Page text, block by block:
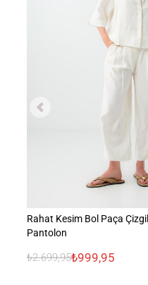
Rahat Kesim Bol Paça
Pantolon
₺2.699,95₺999,95